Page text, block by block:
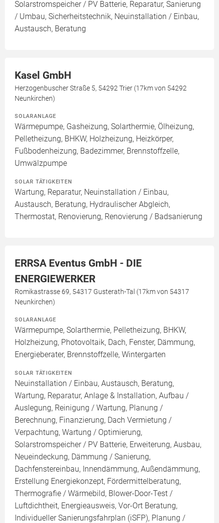
Solarstromspeicher / PV Batterie, Reparatur, Sanierung
/ Umbau, Sicherheitstechnik, Neuinstallation / Einbau,
Austausch, Beratung
Kasel GmbH
Herzogenbuscher Straße 5, 54292 Trier (17km von 54292
Neunkirchen)
SOLARANLAGE
Wärmepumpe, Gasheizung, Solarthermie, Ölheizung,
Pelletheizung, BHKW, Holzheizung, Heizkörper,
Fußbodenheizung, Badezimmer, Brennstoffzelle,
Umwälzpumpe
SOLAR TÄTIGKEITEN
Wartung, Reparatur, Neuinstallation / Einbau,
Austausch, Beratung, Hydraulischer Abgleich,
Thermostat, Renovierung, Renovierung / Badsanierung
ERRSA Eventus GmbH - DIE
ENERGIEWERKER
Romikastrasse 69, 54317 Gusterath-Tal (17km von 54317
Neunkirchen)
SOLARANLAGE
Wärmepumpe, Solarthermie, Pelletheizung, BHKW,
Holzheizung, Photovoltaik, Dach, Fenster, Dämmung,
Energieberater, Brennstoffzelle, Wintergarten
SOLAR TÄTIGKEITEN
Neuinstallation / Einbau, Austausch, Beratung,
Wartung, Reparatur, Anlage & Installation, Aufbau /
Auslegung, Reinigung / Wartung, Planung /
Berechnung, Finanzierung, Dach Vermietung /
Verpachtung, Wartung / Optimierung,
Solarstromspeicher / PV Batterie, Erweiterung, Ausbau,
Neueindeckung, Dämmung / Sanierung,
Dachfenstereinbau, Innendämmung, Außendämmung,
Erstellung Energiekonzept, Fördermittelberatung,
Thermografie / Wärmebild, Blower-Door-Test /
Luftdichtheit, Energieausweis, Vor-Ort Beratung,
Individueller Sanierungsfahrplan (iSFP), Planung /